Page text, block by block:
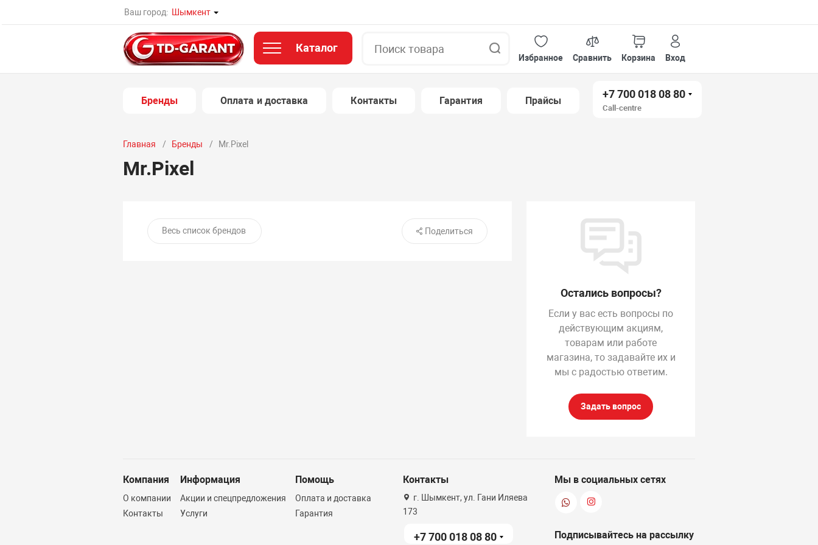
Ваш город: Шымкент
Каталог
Избранное
Сравнить Корзина Вход
Бренды Оплата и доставка Контакты Гарантия Прайсы
+7 700 018 08 80
Call-centre
Главная Бренды Mr.Pixel
Mr.Pixel
Весь список брендов Поделиться
Остались вопросы?
Если у вас есть вопросы по
действующим акциям,
товарам или работе
магазина, то задавайте их и
мы с радостью ответим.
Задать вопрос
Компания
О компании
Контакты
Информация
Акции и спецпредложения
Услуги
Помощь
Оплата и доставка
Гарантия
Контакты
г. Шымкент, ул. Гани Иляева
173
+7 700 018 08 80
Мы в социальных сетях
Подписывайтесь на рассылку